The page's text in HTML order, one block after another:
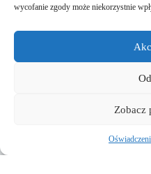
wycofanie zgody może niekorzystnie
Zobacz
Przydatne
Polityka
Dla